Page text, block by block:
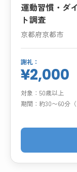
運動習慣・ダ
ト調査
京都府京都市
謝礼：
¥2,000
対象： 50歳以上
期間：約30〜60分